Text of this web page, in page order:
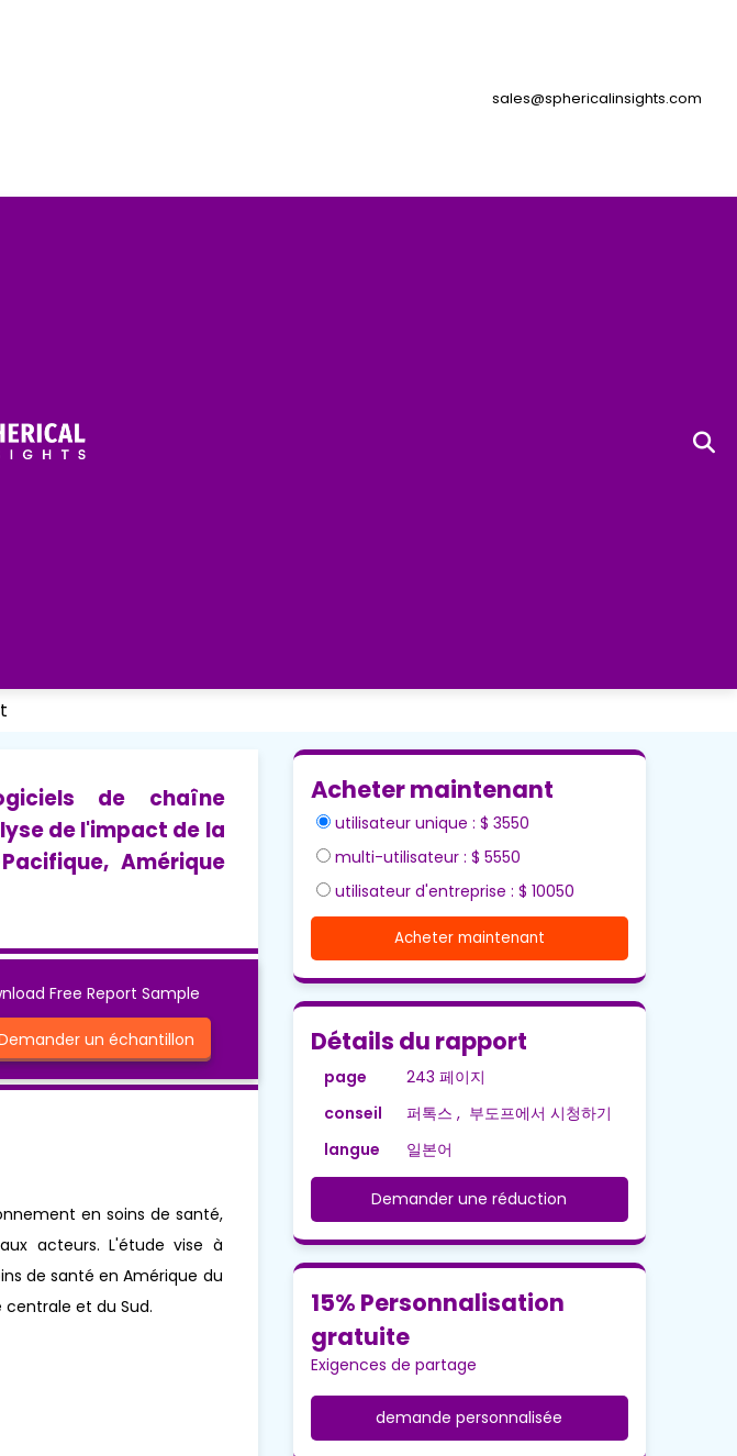
sales@sphericalinsights.com
de chaîne
de l'impact de la
Amérique
Free Report Sample
un échantillon
en soins de santé,
acteurs. L'étude vise à
de santé en Amérique du
centrale et du Sud.
Acheter maintenant
utilisateur unique : $ 3550
multi-utilisateur : $ 5550
utilisateur d'entreprise : $ 10050
Acheter maintenant
Détails du rapport
page
243 페이지
conseil
퍼톡스 , 부도프에서 시청하기
langue
일본어
Demander une réduction
15% Personnalisation
gratuite
Exigences de partage
demande personnalisée